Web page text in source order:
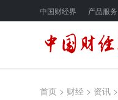
中国财经界 产品服务
首页 > 财经 > 资讯 >